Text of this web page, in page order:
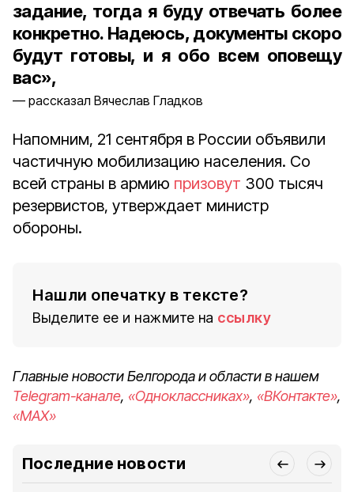
задание, тогда я буду отвечать более
конкретно. Надеюсь, документы скоро
будут готовы, и я обо всем оповещу
вас»,
рассказал Вячеслав Гладков
Напомним, 21 сентября в России объявили
частичную мобилизацию населения. Со
всей страны в армию призовут 300 тысяч
резервистов, утверждает министр
обороны.
Нашли опечатку в тексте?
Выделите ее и нажмите на ссылку
Главные новости Белгорода и области в нашем
Telegram-канале, «Одноклассниках», «ВКонтакте»,
«MAX»
Последние новости